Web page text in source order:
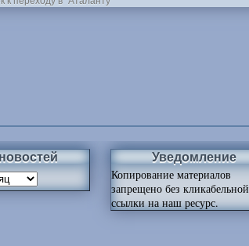
Уведомление
Копирование материалов
запрещено без кликабельной
ссылки на наш ресурс.